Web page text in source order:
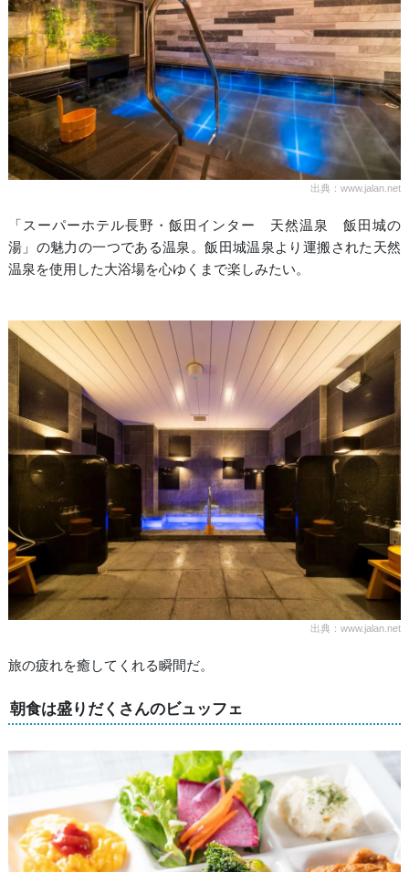
出典：www.jalan.net
「スーパーホテル長野・飯田インター 天然温泉 飯田城の
湯」の魅力の一つである温泉。飯田城温泉より運搬された天然
温泉を使用した大浴場を心ゆくまで楽しみたい。
出典：www.jalan.net
旅の疲れを癒してくれる瞬間だ。
朝食は盛りだくさんのビュッフェ